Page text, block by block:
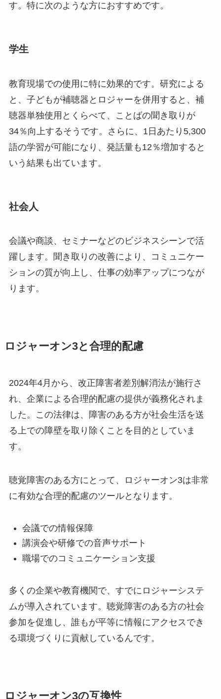
す。特に次のような方におすすめです。
学生
教育現場での使用に特に効果的です。研究による
と、子どもが補聴器とロジャーを併用すると、補
聴器単独使用とくらべて、ことばの聞き取りが
34％向上するそうです。さらに、1日あたり5,300
語の学習が可能になり、発話量も12％増加すると
いう結果も出ています。
社会人
会議や商談、セミナーなどのビジネスシーンで活
躍します。聞き取りの改善により、コミュニケー
ションの質が向上し、仕事の効率アップにつなが
ります。
ロジャーオン3と合理的配慮
2024年4月から、改正障害者差別解消法が施行さ
れ、企業による合理的配慮の提供が義務化されま
した。この法律は、障害のある方が社会生活を送
る上での障壁を取り除くことを目的としていま
す。
聴覚障害のある方にとって、ロジャーオン3は非常
に有効な合理的配慮のツールとなります。
会議での情報保障
講演会や研修での音声サポート
職場でのコミュニケーション支援
多くの企業や教育機関で、すでにロジャーシステ
ムが導入されています。聴覚障害のある方の社会
参加を促進し、誰もが平等に情報にアクセスでき
る環境づくりに貢献しているんです。
ロジャーオン3の互換性